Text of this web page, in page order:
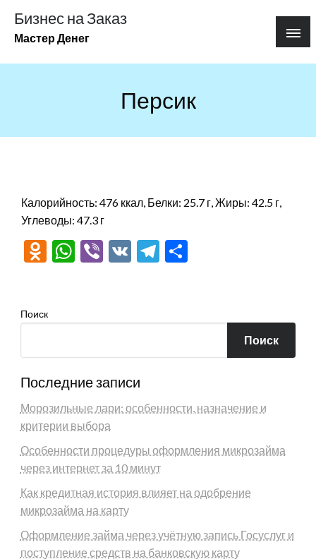
содержимому
Бизнес на Заказ
Мастер Денег
Персик
Калорийность: 476 ккал, Белки: 25.7 г, Жиры: 42.5 г,
Углеводы: 47.3 г
Odnoklassniki
WhatsApp
Viber
VK Telegram
Поиск
Поиск
Последние записи
Морозильные лари: особенности, назначение и
критерии выбора
Особенности процедуры оформления микрозайма
через интернет за 10 минут
Как кредитная история влияет на одобрение
микрозайма на карту
Оформление займа через учётную запись Госуслуг и
поступление средств на банковскую карту